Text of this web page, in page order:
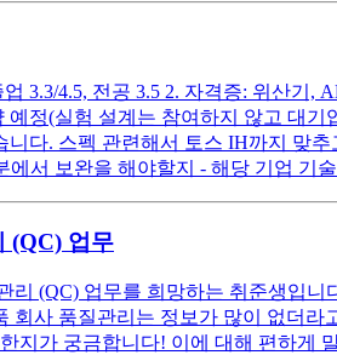
3.3/4.5, 전공 3.5 2. 자격증: 위산기,
예정(실험 설계는 참여하지 않고 대
니다. 스펙 관련해서 토스 IH까지 맞
에서 보완을 해야할지 - 해당 기업 기
(QC) 업무
리 (QC) 업무를 희망하는 취준생입
회사 품질관리는 정보가 많이 없더
지가 궁금합니다! 이에 대해 편하게